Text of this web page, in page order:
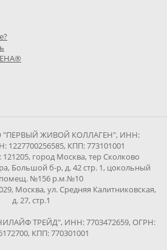
"ПЕРВЫЙ ЖИВОЙ КОЛЛАГЕН", ИНН:
1227700256585, КПП: 773101001
город Москва, тер Сколково
Большой б-р, д. 42 стр. 1, цокольный
№156 р.м.№10
Москва, ул. Средняя Калитниковская,
д. 27, стр.1
ТРЕЙД", ИНН: 7703472659, ОГРН:
КПП: 770301001